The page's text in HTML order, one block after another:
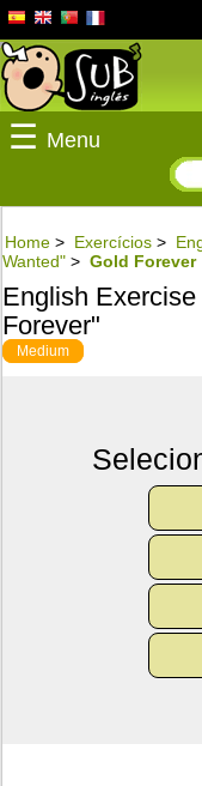
☰ Menu
Home > Exercícios >
Wanted" > Gold Forever
English
Forever"
Medium